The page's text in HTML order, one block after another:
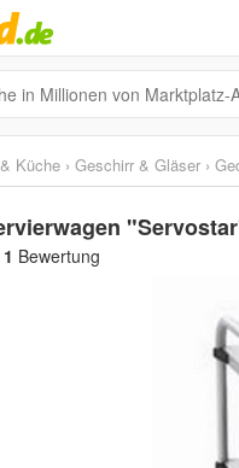
Küche › Geschirr & Gläser ›
1 Bewertung